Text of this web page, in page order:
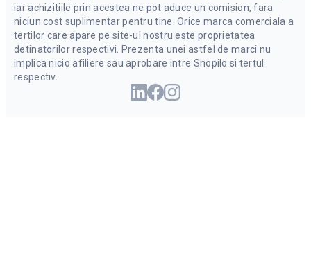
iar achizitiile prin acestea ne pot aduce un comision, fara
niciun cost suplimentar pentru tine. Orice marca comerciala a
tertilor care apare pe site-ul nostru este proprietatea
detinatorilor respectivi. Prezenta unei astfel de marci nu
implica nicio afiliere sau aprobare intre Shopilo si tertul
respectiv.